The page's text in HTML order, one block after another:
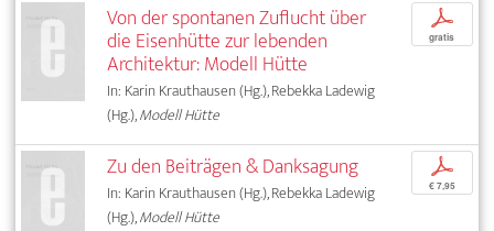
Von der spontanen Zuflucht über
die Eisenhütte zur lebenden
Architektur: Modell Hütte
In: Karin Krauthausen (Hg.), Rebekka Ladewig
(Hg.),Modell Hütte
p
gratis
Zu den Beiträgen & Danksagung
In: Karin Krauthausen (Hg.), Rebekka Ladewig
(Hg.),Modell Hütte
p
€ 7,95